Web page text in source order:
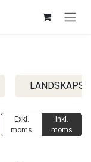
Exkl.
moms
Inkl.
moms